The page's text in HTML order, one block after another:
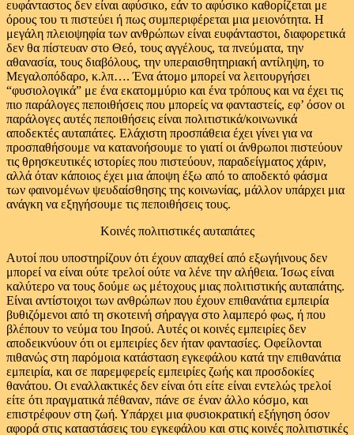
ευφάνταστος δεν είναι αφύσικο, εάν το αφύσικο καθορίζεται με
όρους του τι πιστεύει ή πως συμπεριφέρεται μια μειονότητα. Η
μεγάλη πλειοψηφία των ανθρώπων είναι ευφάνταστοι, διαφορετικά
δεν θα πίστευαν στο Θεό, τους αγγέλους, τα πνεύματα, την
αθανασία, τους διαβόλους, την υπεραισθητηριακή αντίληψη, το
Μεγαλοπόδαρο, κ.λπ…. Ένα άτομο μπορεί να λειτουργήσει
“φυσιολογικά” με ένα εκατομμύριο και ένα τρόπους και να έχει τις
πιο παράλογες πεποιθήσεις που μπορείς να φανταστείς, εφ’ όσον οι
παράλογες αυτές πεποιθήσεις είναι πολιτιστικά/κοινωνικά
αποδεκτές αυταπάτες. Ελάχιστη προσπάθεια έχει γίνει για να
προσπαθήσουμε να κατανοήσουμε το γιατί οι άνθρωποι πιστεύουν
τις θρησκευτικές ιστορίες που πιστεύουν, παραδείγματος χάριν,
αλλά όταν κάποιος έχει μια άποψη έξω από το αποδεκτό φάσμα
των φαινομένων ψευδαίσθησης της κοινωνίας, μάλλον υπάρχει μια
ανάγκη να εξηγήσουμε τις πεποιθήσεις τους.
Κοινές πολιτιστικές αυταπάτες
Αυτοί που υποστηρίζουν ότι έχουν απαχθεί από εξωγήινους δεν
μπορεί να είναι ούτε τρελοί ούτε να λένε την αλήθεια. Ίσως είναι
καλύτερο να τους δούμε ως μέτοχους μιας πολιτιστικής αυταπάτης.
Είναι αντίστοιχοι των ανθρώπων που έχουν επιθανάτια εμπειρία
βυθιζόμενοι από τη σκοτεινή σήραγγα στο λαμπερό φως, ή που
βλέπουν το νεύμα του Ιησού. Αυτές οι κοινές εμπειρίες δεν
αποδεικνύουν ότι οι εμπειρίες δεν ήταν φαντασίες. Οφείλονται
πιθανώς στη παρόμοια κατάσταση εγκεφάλου κατά την επιθανάτια
εμπειρία, και σε παρεμφερείς εμπειρίες ζωής και προσδοκίες
θανάτου. Οι εναλλακτικές δεν είναι ότι είτε είναι εντελώς τρελοί
είτε ότι πραγματικά πέθαναν, πάνε σε έναν άλλο κόσμο, και
επιστρέφουν στη ζωή. Υπάρχει μια φυσιοκρατική εξήγηση όσον
αφορά στις καταστάσεις του εγκεφάλου και στις κοινές πολιτιστικές